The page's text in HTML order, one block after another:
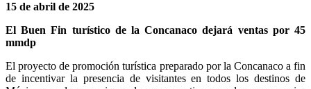
15 de abril de 2025
El Buen Fin turístico de la Concanaco dejará ventas por 45
mmdp
El proyecto de promoción turística preparado por la Concanaco a fin
de incentivar la presencia de visitantes en todos los destinos de